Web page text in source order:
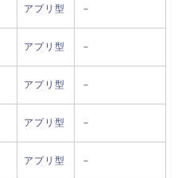
アプリ型 －
アプリ型 －
アプリ型 －
アプリ型 －
アプリ型 －